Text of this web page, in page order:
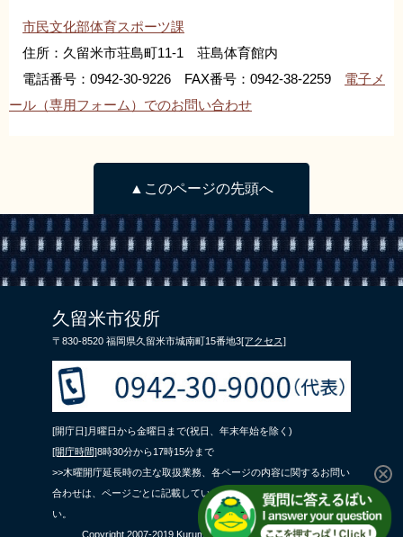
市民文化部体育スポーツ課
住所：久留米市荘島町11-1 荘島体育館内
電話番号：0942-30-9226 FAX番号：0942-38-2259 電子メ
ール（専用フォーム）でのお問い合わせ
▲このページの先頭へ
久留米市役所
〒830-8520 福岡県久留米市城南町15番地3[アクセス]
[開庁日]月曜日から金曜日まで(祝日、年末年始を除く)
[開庁時間]8時30分から17時15分まで
>>木曜開庁延長時の主な取扱業務、各ページの内容に関するお問い
合わせは、ページごとに記載している問合せ先までご連絡くださ
い。
Copyright 2007-2019 Kurume City All Rights Reserved.